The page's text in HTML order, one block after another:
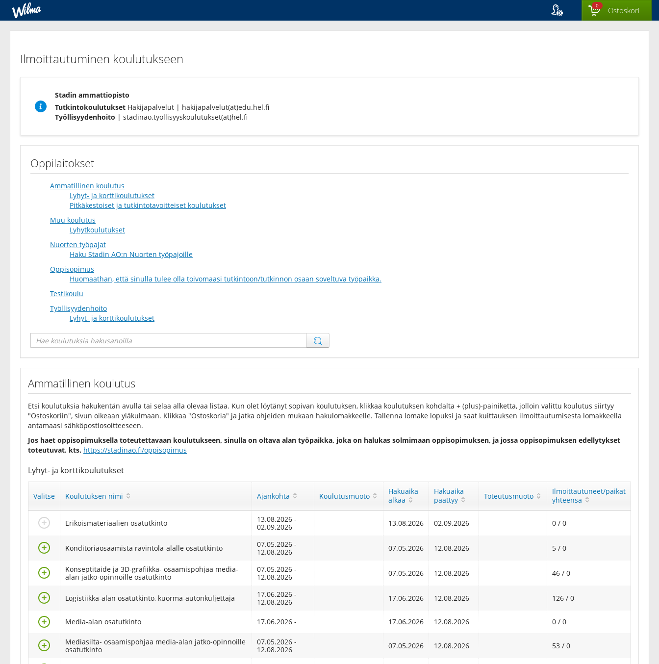
0 Ostoskori
koulutukseen
Ilmoittautuminen koulutukseen
Stadin ammattiopisto
Tutkintokoulutukset Hakijapalvelut | hakijapalvelut(at)edu.hel.fi
Työllisyydenhoito | stadinao.tyollisyyskoulutukset(at)hel.fi
Oppilaitokset
Ammatillinen koulutus
Lyhyt- ja korttikoulutukset
Pitkäkestoiset ja tutkintotavoitteiset koulutukset
Muu koulutus
Lyhytkoulutukset
Nuorten työpajat
Haku Stadin AO:n Nuorten työpajoille
Oppisopimus
Huomaathan, että sinulla tulee olla toivomaasi tutkintoon/tutkinnon osaan soveltuva työpaikka.
Testikoulu
Työllisyydenhoito
Lyhyt- ja korttikoulutukset
Ammatillinen koulutus
Etsi koulutuksia hakukentän avulla tai selaa alla olevaa listaa. Kun olet löytänyt sopivan koulutuksen, klikkaa koulutuksen kohdalta + (plus)-painiketta, jolloin valittu koulutus siirtyy
"Ostoskoriin", sivun oikeaan yläkulmaan. Klikkaa "Ostoskoria" ja jatka ohjeiden mukaan hakulomakkeelle. Tallenna lomake lopuksi ja saat kuittauksen ilmoittautumisesta lomakkeella
antamaasi sähköpostiosoitteeseen.
Jos haet oppisopimuksella toteutettavaan koulutukseen, sinulla on oltava alan työpaikka, joka on halukas solmimaan oppisopimuksen, ja jossa oppisopimuksen edellytykset
toteutuvat. kts. https://stadinao.fi/oppisopimus
Lyhyt- ja korttikoulutukset
Valitse Koulutuksen nimi Ajankohta Koulutusmuoto
Hakuaika
alkaa
Hakuaika
päättyy
Toteutusmuoto
Ilmoittautuneet/paikat
yhteensä
ValitseErikoismateriaalien osatutkinto
13.08.2026 -
02.09.2026
13.08.2026 02.09.2026 0 / 0
ValitseKonditoriaosaamista ravintola-alalle osatutkinto
07.05.2026 -
12.08.2026
07.05.2026 12.08.2026 5 / 0
ValitseKonseptitaide ja 3D-grafiikka- osaamispohjaa media-
alan jatko-opinnoille osatutkinto
07.05.2026 -
12.08.2026
07.05.2026 12.08.2026 46 / 0
ValitseLogistiikka-alan osatutkinto, kuorma-autonkuljettaja
17.06.2026 -
12.08.2026
17.06.2026 12.08.2026 126 / 0
ValitseMedia-alan osatutkinto 17.06.2026 - 17.06.2026 12.08.2026 0 / 0
ValitseMediasilta- osaamispohjaa media-alan jatko-opinnoille
osatutkinto
07.05.2026 -
12.08.2026
07.05.2026 12.08.2026 53 / 0